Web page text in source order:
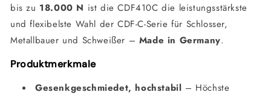
bis zu 18.000 N ist die CDF410C die leistungsstärkste
und flexibelste Wahl der CDF-C-Serie für Schlosser,
Metallbauer und Schweißer – Made in Germany.
Produktmerkmale
Gesenkgeschmiedet, hochstabil – Höchste